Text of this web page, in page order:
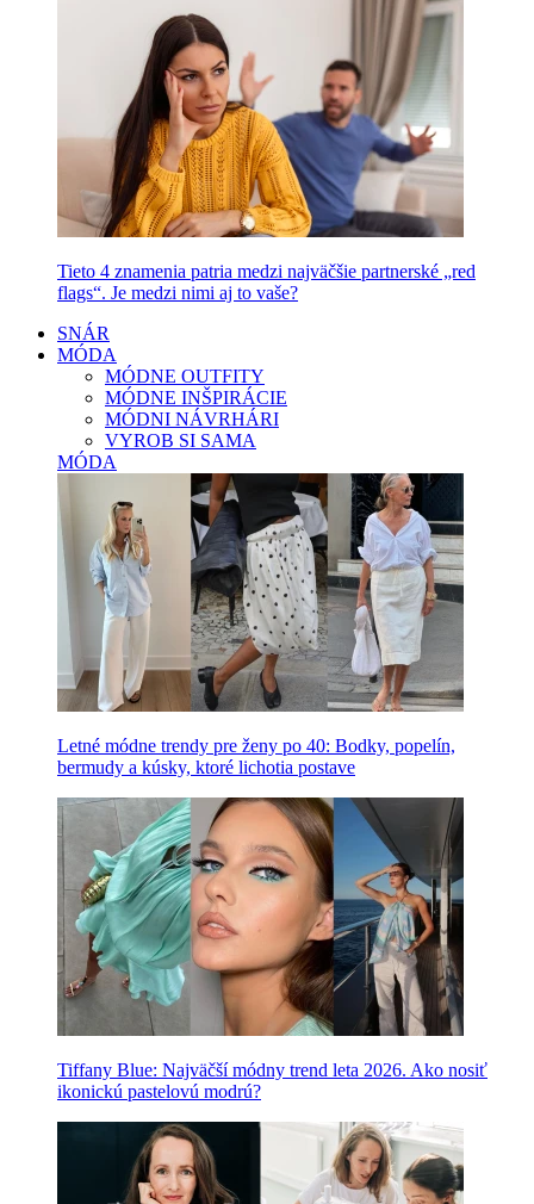
Tieto 4 znamenia patria medzi najväčšie partnerské „red
flags“. Je medzi nimi aj to vaše?
SNÁR
MÓDA
MÓDNE OUTFITY
MÓDNE INŠPIRÁCIE
MÓDNI NÁVRHÁRI
VYROB SI SAMA
MÓDA
Letné módne trendy pre ženy po 40: Bodky, popelín,
bermudy a kúsky, ktoré lichotia postave
Tiffany Blue: Najväčší módny trend leta 2026. Ako nosiť
ikonickú pastelovú modrú?